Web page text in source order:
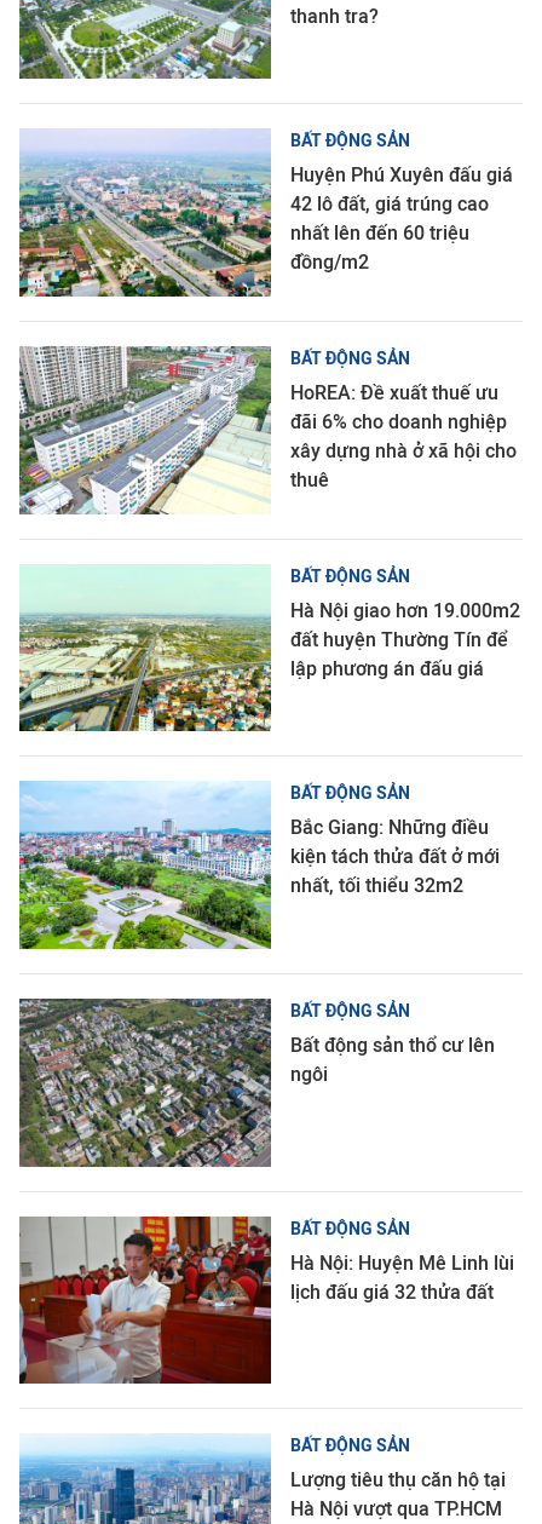
thanh tra?
BẤT ĐỘNG SẢN
Huyện Phú Xuyên đấu giá
42 lô đất, giá trúng cao
nhất lên đến 60 triệu
đồng/m2
BẤT ĐỘNG SẢN
HoREA: Đề xuất thuế ưu
đãi 6% cho doanh nghiệp
xây dựng nhà ở xã hội cho
thuê
BẤT ĐỘNG SẢN
Hà Nội giao hơn 19.000m2
đất huyện Thường Tín để
lập phương án đấu giá
BẤT ĐỘNG SẢN
Bắc Giang: Những điều
kiện tách thửa đất ở mới
nhất, tối thiểu 32m2
BẤT ĐỘNG SẢN
Bất động sản thổ cư lên
ngôi
BẤT ĐỘNG SẢN
Hà Nội: Huyện Mê Linh lùi
lịch đấu giá 32 thửa đất
BẤT ĐỘNG SẢN
Lượng tiêu thụ căn hộ tại
Hà Nội vượt qua TP.HCM